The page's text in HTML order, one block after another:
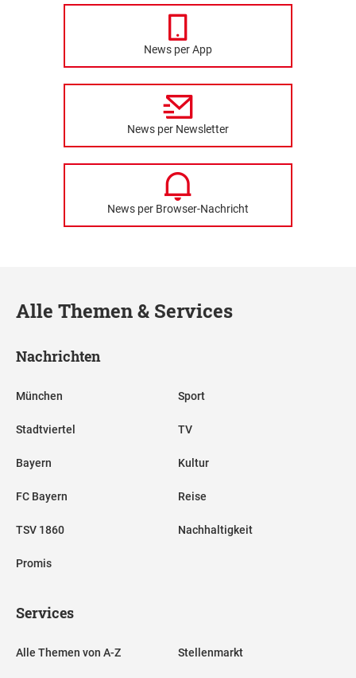
News per App
News per Newsletter
News per Browser-Nachricht
Alle Themen & Services
Nachrichten
München
Stadtviertel
Bayern
FC Bayern
TSV 1860
Promis
Sport
TV
Kultur
Reise
Nachhaltigkeit
Services
Alle Themen von A-Z Stellenmarkt